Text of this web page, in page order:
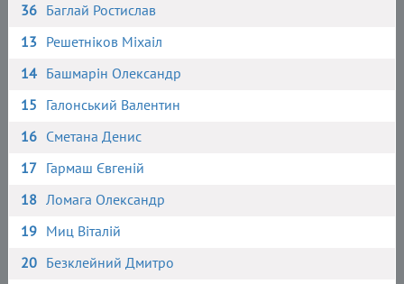
36 Баглай Ростислав
13 Решетніков Міхаіл
14 Башмарін Олександр
15 Галонський Валентин
16 Сметана Денис
17 Гармаш Євгеній
18 Ломага Олександр
19 Миц Віталій
20 Безклейний Дмитро